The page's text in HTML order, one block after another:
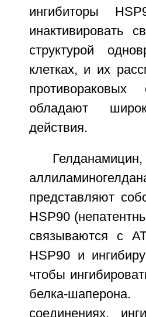
ингибиторы
инактивировать
структурой
клетках, и их
обладают
действия.
представляют
HSP90
связываются с
HSP90 и
чтобы
белка-
соединениях,